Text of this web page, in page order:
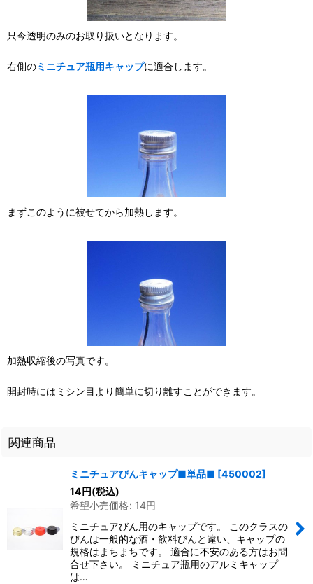
只今透明のみのお取り扱いとなります。
右側のミニチュア瓶用キャップに適合します。
まずこのように被せてから加熱します。
加熱収縮後の写真です。
開封時にはミシン目より簡単に切り離すことができます。
関連商品
ミニチュアびんキャップ■単品■ [450002]
14円(税込)
希望小売価格: 14円
ミニチュアびん用のキャップです。 このクラスの
びんは一般的な酒・飲料びんと違い、キャップの
規格はまちまちです。 適合に不安のある方はお問
合せ下さい。 ミニチュア瓶用のアルミキャップ
は…